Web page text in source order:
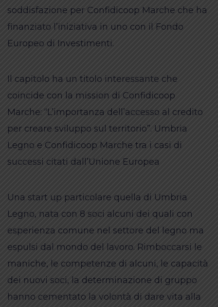
soddisfazione per Confidicoop Marche che ha
finanziato l’iniziativa in uno con il Fondo
Europeo di Investimenti.
Il capitolo ha un titolo interessante che
coincide con la mission di Confidicoop
Marche: “L’importanza dell’accesso al credito
per creare sviluppo sul territorio”. Umbria
Legno e Confidicoop Marche tra i casi di
successi citati dall’Unione Europea
Una start up particolare quella di Umbria
Legno, nata con 8 soci alcuni dei quali con
esperienza comune nel settore del legno ma
espulsi dal mondo del lavoro. Rimboccarsi le
maniche, le competenze di alcuni, le capacità
dei nuovi soci, la determinazione di gruppo
hanno cementato la volontà di dare vita alla